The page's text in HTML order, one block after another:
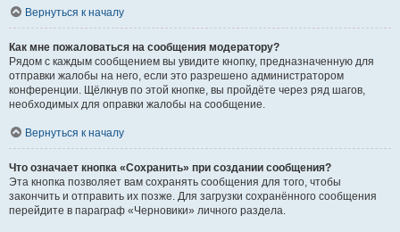
Вернуться к началу
Как мне пожаловаться на сообщения модератору?
Рядом с каждым сообщением вы увидите кнопку, предназначенную для
отправки жалобы на него, если это разрешено администратором
конференции. Щёлкнув по этой кнопке, вы пройдёте через ряд шагов,
необходимых для оправки жалобы на сообщение.
Вернуться к началу
Что означает кнопка «Сохранить» при создании сообщения?
Эта кнопка позволяет вам сохранять сообщения для того, чтобы
закончить и отправить их позже. Для загрузки сохранённого сообщения
перейдите в параграф «Черновики» личного раздела.